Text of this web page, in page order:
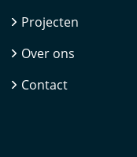
Projecten
Over ons
Contact